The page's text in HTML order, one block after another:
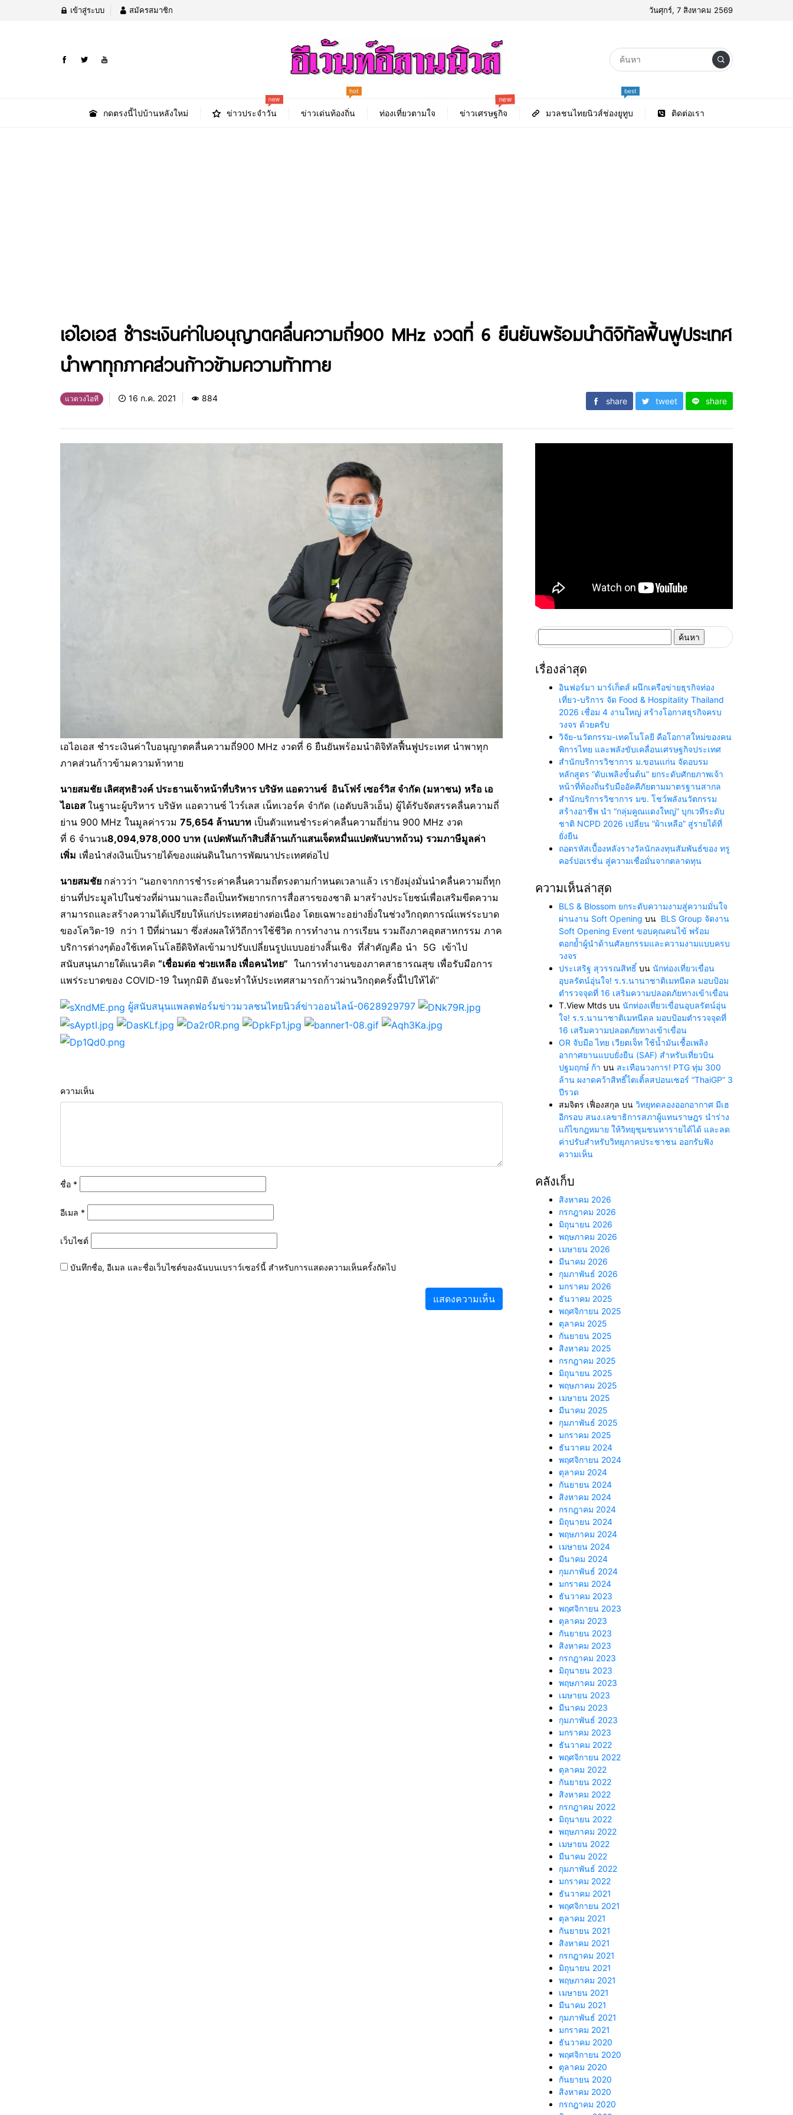
เข้าสู่ระบบ สมัครสมาชิก วันศุกร์, 7 สิงหาคม 2569
กดตรงนี้ไปบ้านหลังใหม่ ข่าวประจำวัน
new
ข่าวเด่นท้องถิ่น
hot
ท่องเที่ยวตามใจ ข่าวเศรษฐกิจ
new
มวลชนไทยนิวส์ช่องยูทูบ
best
ติดต่อเรา
เอไอเอส ชำระเงินค่าใบอนุญาตคลื่นความถี่900 MHz งวดที่ 6 ยืนยันพร้อมนำดิจิทัลฟื้นฟูประเทศ
นำพาทุกภาคส่วนก้าวข้ามความท้าทาย
แวดวงไอที 16 ก.ค. 2021 884 share tweet share
เอไอเอส ชำระเงินค่าใบอนุญาตคลื่นความถี่900 MHz งวดที่ 6 ยืนยันพร้อมนำดิจิทัลฟื้นฟูประเทศ นำพาทุก
ภาคส่วนก้าวข้ามความท้าทาย
นายสมชัย เลิศสุทธิวงค์ ประธานเจ้าหน้าที่บริหาร บริษัท แอดวานซ์ อินโฟร์ เซอร์วิส จำกัด (มหาชน) หรือ เอ
ไอเอส ในฐานะผู้บริหาร บริษัท แอดวานซ์ ไวร์เลส เน็ทเวอร์ค จำกัด (เอดับบลิวเอ็น) ผู้ได้รับจัดสรรคลื่นความถี่
ย่าน 900 MHz ในมูลค่ารวม 75,654 ล้านบาท เป็นตัวแทนชำระค่าคลื่นความถี่ย่าน 900 MHz งวด
ที่ 6 จำนวน8,094,978,000 บาท (แปดพันเก้าสิบสี่ล้านเก้าแสนเจ็ดหมื่นแปดพันบาทถ้วน) รวมภาษีมูลค่า
เพิ่ม เพื่อนำส่งเงินเป็นรายได้ของแผ่นดินในการพัฒนาประเทศต่อไป
นายสมชัย กล่าวว่า “นอกจากการชำระค่าคลื่นความถี่ตรงตามกำหนดเวลาแล้ว เรายังมุ่งมั่นนำคลื่นความถี่ทุก
ย่านที่ประมูลไปในช่วงที่ผ่านมาและถือเป็นทรัพยากรการสื่อสารของชาติ มาสร้างประโยชน์เพื่อเสริมขีดความ
สามารถและสร้างความได้เปรียบให้แก่ประเทศอย่างต่อเนื่อง โดยเฉพาะอย่างยิ่งในช่วงวิกฤตการณ์แพร่ระบาด
ของโควิด-19 กว่า 1 ปีที่ผ่านมา ซึ่งส่งผลให้วิถีการใช้ชีวิต การทำงาน การเรียน รวมถึงภาคอุตสาหกรรม ภาค
บริการต่างๆต้องใช้เทคโนโลยีดิจิทัลเข้ามาปรับเปลี่ยนรูปแบบอย่างสิ้นเชิง ที่สำคัญคือ นำ 5G เข้าไป
สนับสนุนภายใต้แนวคิด “เชื่อมต่อ ช่วยเหลือ เพื่อคนไทย” ในการทำงานของภาคสาธารณสุข เพื่อรับมือการ
แพร่ระบาดของ COVID-19 ในทุกมิติ อันจะทำให้ประเทศสามารถก้าวผ่านวิกฤตครั้งนี้ไปให้ได้”
ผู้สนับสนุนแพลตฟอร์มข่าวมวลชนไทยนิวส์ข่าวออนไลน์-0628929797
ความเห็น
ชื่อ *
อีเมล *
เว็บไซต์
บันทึกชื่อ, อีเมล และชื่อเว็บไซต์ของฉันบนเบราว์เซอร์นี้ สำหรับการแสดงความเห็นครั้งถัดไป
สำหรับ:
เรื่องล่าสุด
อินฟอร์มา มาร์เก็ตส์ ผนึกเครือข่ายธุรกิจท่อง
เที่ยว-บริการ จัด Food & Hospitality Thailand
2026 เชื่อม 4 งานใหญ่ สร้างโอกาสธุรกิจครบ
วงจร ด้วยครับ
วิจัย-นวัตกรรม-เทคโนโลยี คือโอกาสใหม่ของคน
พิการไทย และพลังขับเคลื่อนเศรษฐกิจประเทศ
สำนักบริการวิชาการ ม.ขอนแก่น จัดอบรม
หลักสูตร “ดับเพลิงขั้นต้น” ยกระดับศักยภาพเจ้า
หน้าที่ท้องถิ่นรับมืออัคคีภัยตามมาตรฐานสากล
สำนักบริการวิชาการ มข. โชว์พลังนวัตกรรม
สร้างอาชีพ นำ “กลุ่มคูณแดงใหญ่” บุกเวทีระดับ
ชาติ NCPD 2026 เปลี่ยน “ผ้าเหลือ” สู่รายได้ที่
ยั่งยืน
ถอดรหัสเบื้องหลังรางวัลนักลงทุนสัมพันธ์ของ ทรู
คอร์ปอเรชั่น สู่ความเชื่อมั่นจากตลาดทุน
ความเห็นล่าสุด
BLS & Blossom ยกระดับความงามสู่ความมั่นใจ
ผ่านงาน Soft Opening บน BLS Group จัดงาน
Soft Opening Event ขอบคุณคนไข้ พร้อม
ตอกย้ำผู้นำด้านศัลยกรรมและความงามแบบครบ
วงจร
ประเสริฐ สุวรรณสิทธิ์ บน นักท่องเที่ยวเขื่อน
อุบลรัตน์อุ่นใจ! ร.ร.นานาชาติเมทนีดล มอบป้อม
ตำรวจจุดที่ 16 เสริมความปลอดภัยทางเข้าเขื่อน
T.View Mtds บน นักท่องเที่ยวเขื่อนอุบลรัตน์อุ่น
ใจ! ร.ร.นานาชาติเมทนีดล มอบป้อมตำรวจจุดที่
16 เสริมความปลอดภัยทางเข้าเขื่อน
OR จับมือ ไทย เวียตเจ็ท ใช้น้ำมันเชื้อเพลิง
อากาศยานแบบยั่งยืน (SAF) สำหรับเที่ยวบิน
ปฐมฤกษ์ ก้า บน สะเทือนวงการ! PTG ทุ่ม 300
ล้าน ผงาดคว้าสิทธิ์ไตเติ้ลสปอนเซอร์ “ThaiGP” 3
ปีรวด
สมจิตร เฟื่องสกุล บน วิทยุทดลองออกอากาศ มีเฮ
อีกรอบ สนง.เลขาธิการสภาผู้แทนราษฎร นำร่าง
แก้ไขกฎหมาย ให้วิทยุชุมชนหารายได้ได้ และลด
ค่าปรับสำหรับวิทยุภาคประชาชน ออกรับฟัง
ความเห็น
คลังเก็บ
สิงหาคม 2026
กรกฎาคม 2026
มิถุนายน 2026
พฤษภาคม 2026
เมษายน 2026
มีนาคม 2026
กุมภาพันธ์ 2026
มกราคม 2026
ธันวาคม 2025
พฤศจิกายน 2025
ตุลาคม 2025
กันยายน 2025
สิงหาคม 2025
กรกฎาคม 2025
มิถุนายน 2025
พฤษภาคม 2025
เมษายน 2025
มีนาคม 2025
กุมภาพันธ์ 2025
มกราคม 2025
ธันวาคม 2024
พฤศจิกายน 2024
ตุลาคม 2024
กันยายน 2024
สิงหาคม 2024
กรกฎาคม 2024
มิถุนายน 2024
พฤษภาคม 2024
เมษายน 2024
มีนาคม 2024
กุมภาพันธ์ 2024
มกราคม 2024
ธันวาคม 2023
พฤศจิกายน 2023
ตุลาคม 2023
กันยายน 2023
สิงหาคม 2023
กรกฎาคม 2023
มิถุนายน 2023
พฤษภาคม 2023
เมษายน 2023
มีนาคม 2023
กุมภาพันธ์ 2023
มกราคม 2023
ธันวาคม 2022
พฤศจิกายน 2022
ตุลาคม 2022
กันยายน 2022
สิงหาคม 2022
กรกฎาคม 2022
มิถุนายน 2022
พฤษภาคม 2022
เมษายน 2022
มีนาคม 2022
กุมภาพันธ์ 2022
มกราคม 2022
ธันวาคม 2021
พฤศจิกายน 2021
ตุลาคม 2021
กันยายน 2021
สิงหาคม 2021
กรกฎาคม 2021
มิถุนายน 2021
พฤษภาคม 2021
เมษายน 2021
มีนาคม 2021
กุมภาพันธ์ 2021
มกราคม 2021
ธันวาคม 2020
พฤศจิกายน 2020
ตุลาคม 2020
กันยายน 2020
สิงหาคม 2020
กรกฎาคม 2020